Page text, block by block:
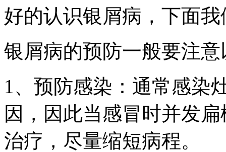
好的认识银屑病，下面
银屑病的预防一般要注
1、预防感染：通常感染
因，因此当感冒时并发
治疗，尽量缩短病程。